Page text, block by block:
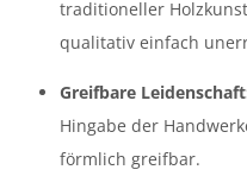
traditioneller
qualitativ einfach
Greifbare
Hingabe der
förmlich greifbar.